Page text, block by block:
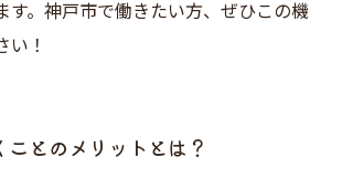
す。神戸市で働きたい方、ぜひこの機
い！
とのメリットとは？